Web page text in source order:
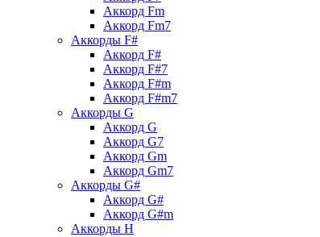
Аккорд Fm
Аккорд Fm7
Аккорды F#
Аккорд F#
Аккорд F#7
Аккорд F#m
Аккорд F#m7
Аккорды G
Аккорд G
Аккорд G7
Аккорд Gm
Аккорд Gm7
Аккорды G#
Аккорд G#
Аккорд G#m
Аккорды H